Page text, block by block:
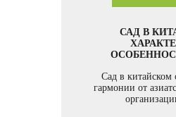
САД В
Сад в китайском
гармонии от